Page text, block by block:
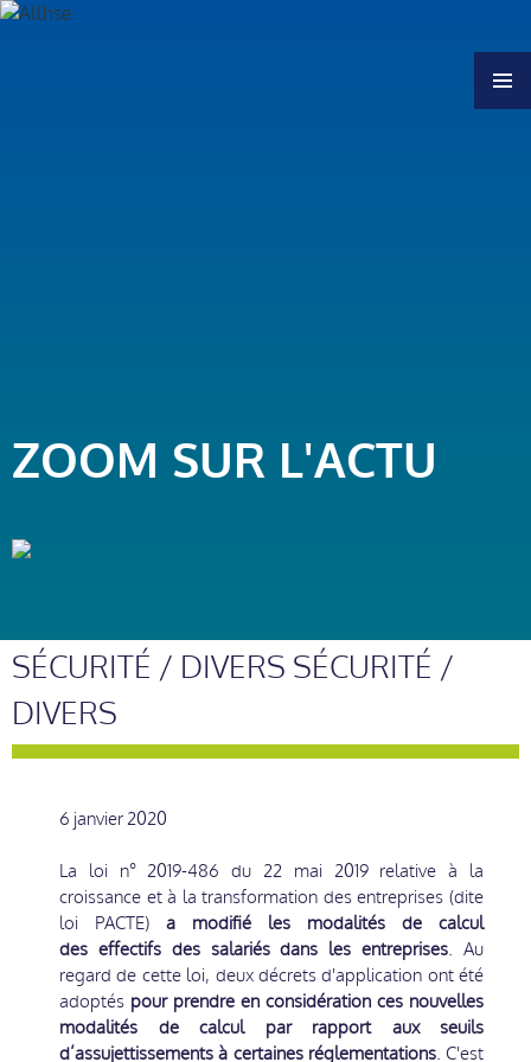
ZOOM SUR L'ACTU
SÉCURITÉ / DIVERS SÉCURITÉ /
DIVERS
6 janvier 2020
La loi n° 2019-486 du 22 mai 2019 relative à la
croissance et à la transformation des entreprises (dite
loi PACTE) a modifié les modalités de calcul
des effectifs des salariés dans les entreprises. Au
regard de cette loi, deux décrets d'application ont été
adoptés pour prendre en considération ces nouvelles
modalités de calcul par rapport aux seuils
d’assujettissements à certaines réglementations. C'est